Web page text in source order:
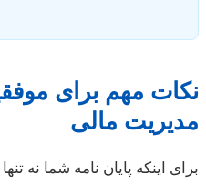
مهم برای موفقیت
مالی
اینکه پایان نامه شما نه تنها